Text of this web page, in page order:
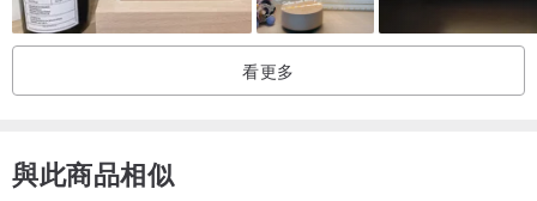
✔ 可加刻家人名字、年份或一句祝福
💛 作品背後的小故事（家人版）
不一定特別隆重，
看更多
與此商品相似